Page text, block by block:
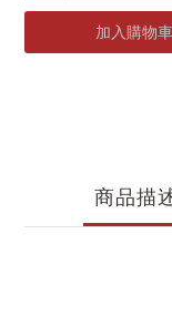
加入購物車
商品描